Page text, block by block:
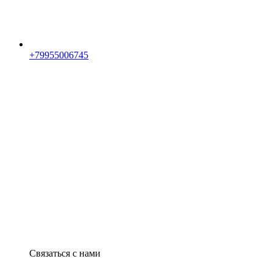
+79955006745
Связаться с нами